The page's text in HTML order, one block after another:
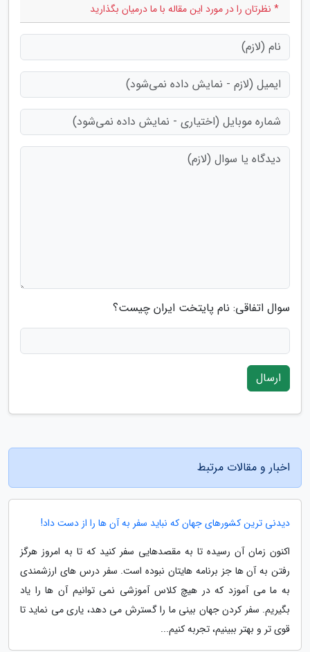
* نظرتان را در مورد این مقاله با ما درمیان بگذارید
سوال اتفاقی: نام پایتخت ایران چیست؟
ارسال
اخبار و مقالات مرتبط
دیدنی ترین کشورهای جهان که نباید سفر به آن ها را از دست داد!
اکنون زمان آن رسیده تا به مقصدهایی سفر کنید که تا به امروز هرگز
رفتن به آن ها جز برنامه هایتان نبوده است. سفر درس های ارزشمندی
به ما می آموزد که در هیچ کلاس آموزشی نمی توانیم آن ها را یاد
بگیریم. سفر کردن جهان بینی ما را گسترش می دهد، یاری می نماید تا
قوی تر و بهتر ببینیم، تجربه کنیم...